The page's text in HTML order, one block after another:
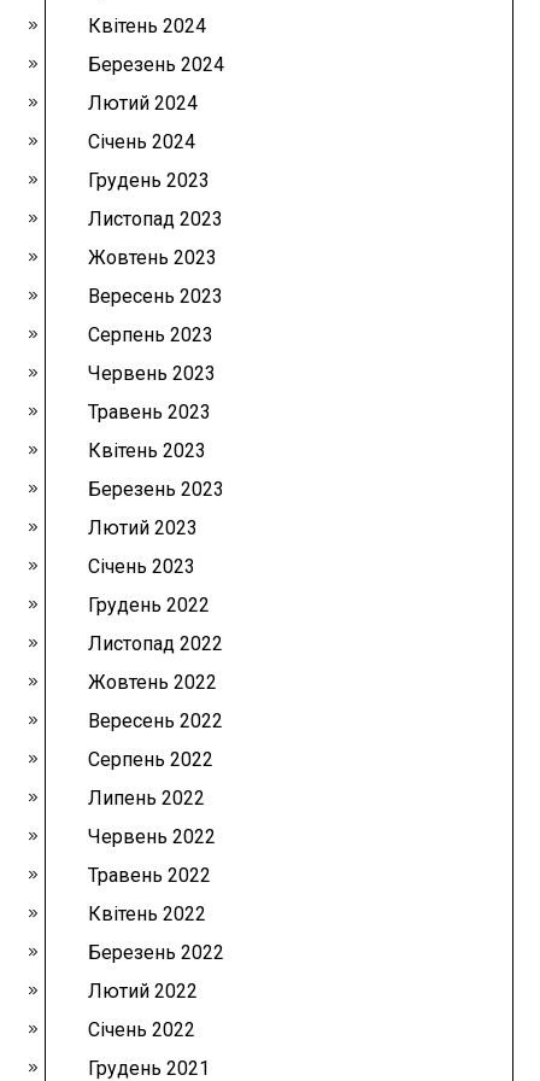
Квітень 2024
Березень 2024
Лютий 2024
Січень 2024
Грудень 2023
Листопад 2023
Жовтень 2023
Вересень 2023
Серпень 2023
Червень 2023
Травень 2023
Квітень 2023
Березень 2023
Лютий 2023
Січень 2023
Грудень 2022
Листопад 2022
Жовтень 2022
Вересень 2022
Серпень 2022
Липень 2022
Червень 2022
Травень 2022
Квітень 2022
Березень 2022
Лютий 2022
Січень 2022
Грудень 2021